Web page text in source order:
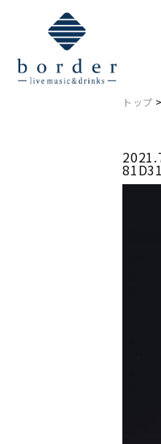
トップ >